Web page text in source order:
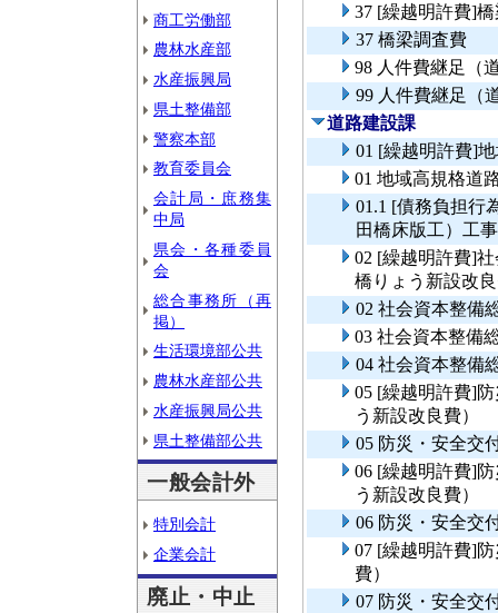
商工労働部
農林水産部
水産振興局
県土整備部
警察本部
教育委員会
会計局・庶務集
中局
県会・各種委員
会
総合事務所（再
掲）
生活環境部公共
農林水産部公共
水産振興局公共
県土整備部公共
一般会計外
特別会計
企業会計
廃止・中止
37 [繰越明許費]
37 橋梁調査費
98 人件費継足（
99 人件費継足（
道路建設課
01 [繰越明許費]
01 地域高規格道
01.1 [債務負担行
田橋床版工）工事
02 [繰越明許費]
橋りょう新設改
02 社会資本整備
03 社会資本整備
04 社会資本整備
05 [繰越明許費]
う新設改良費）
05 防災・安全交
06 [繰越明許費]
う新設改良費）
06 防災・安全交
07 [繰越明許費]
費）
07 防災・安全交